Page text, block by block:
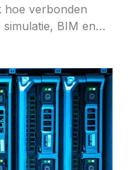
hoe verbonden
BIM en